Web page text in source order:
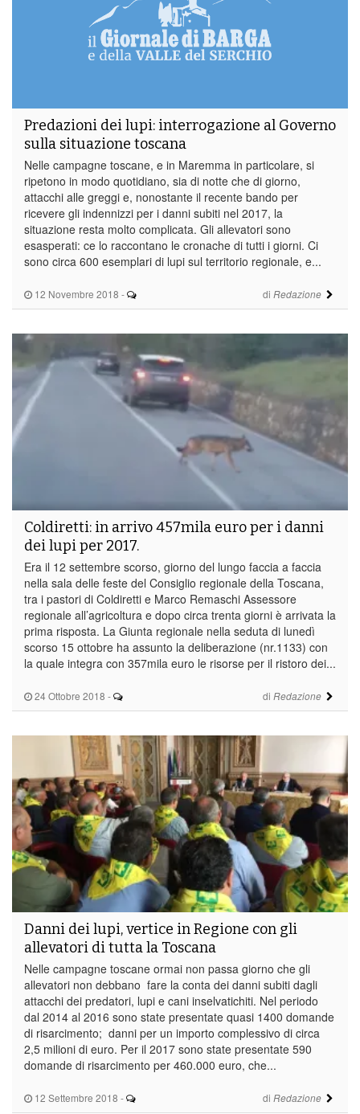
12 Novembre 2018 - di Redazione
Predazioni dei lupi: interrogazione al Governo
sulla situazione toscana
Nelle campagne toscane, e in Maremma in particolare, si
ripetono in modo quotidiano, sia di notte che di giorno,
attacchi alle greggi e, nonostante il recente bando per
ricevere gli indennizzi per i danni subiti nel 2017, la
situazione resta molto complicata. Gli allevatori sono
esasperati: ce lo raccontano le cronache di tutti i giorni. Ci
sono circa 600 esemplari di lupi sul territorio regionale, e...
24 Ottobre 2018 - di Redazione
Coldiretti: in arrivo 457mila euro per i danni
dei lupi per 2017.
Era il 12 settembre scorso, giorno del lungo faccia a faccia
nella sala delle feste del Consiglio regionale della Toscana,
tra i pastori di Coldiretti e Marco Remaschi Assessore
regionale all’agricoltura e dopo circa trenta giorni è arrivata la
prima risposta. La Giunta regionale nella seduta di lunedì
scorso 15 ottobre ha assunto la deliberazione (nr.1133) con
la quale integra con 357mila euro le risorse per il ristoro dei...
12 Settembre 2018 - di Redazione
Danni dei lupi, vertice in Regione con gli
allevatori di tutta la Toscana
Nelle campagne toscane ormai non passa giorno che gli
allevatori non debbano fare la conta dei danni subiti dagli
attacchi dei predatori, lupi e cani inselvatichiti. Nel periodo
dal 2014 al 2016 sono state presentate quasi 1400 domande
di risarcimento; danni per un importo complessivo di circa
2,5 milioni di euro. Per il 2017 sono state presentate 590
domande di risarcimento per 460.000 euro, che...